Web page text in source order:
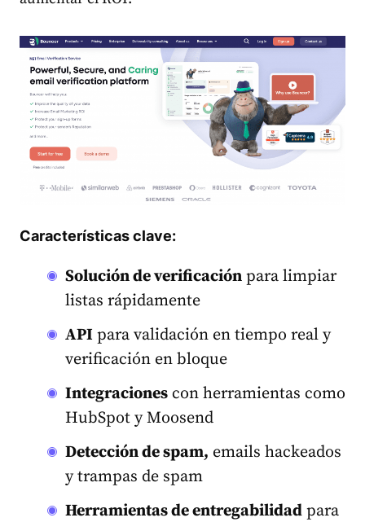
Características clave:
Solución de verificación para limpiar
listas rápidamente
API para validación en tiempo real y
verificación en bloque
Integraciones con herramientas como
HubSpot y Moosend
Detección de spam, emails hackeados
y trampas de spam
Herramientas de entregabilidad para